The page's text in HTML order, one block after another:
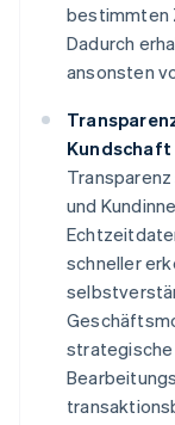
bestimmten
Dadurch
ansonsten
Kundschaft
und
schneller
strategische